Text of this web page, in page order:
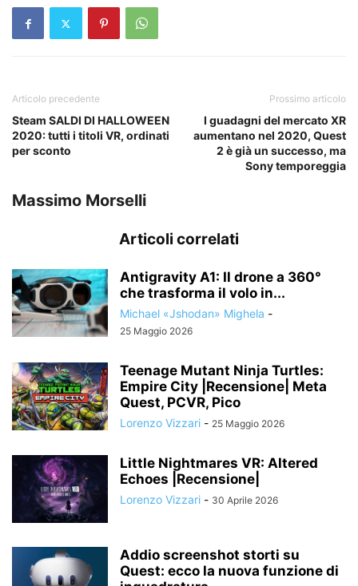
Articolo precedente
Steam SALDI DI HALLOWEEN
2020: tutti i titoli VR, ordinati
per sconto
Prossimo articolo
I guadagni del mercato XR
aumentano nel 2020, Quest
2 è già un successo, ma
Sony temporeggia
Massimo Morselli
Articoli correlati
Antigravity A1: Il drone a 360°
che trasforma il volo in...
Michael «Jshodan» Mighela -
25 Maggio 2026
Teenage Mutant Ninja Turtles:
Empire City |Recensione| Meta
Quest, PCVR, Pico
Lorenzo Vizzari - 25 Maggio 2026
Little Nightmares VR: Altered
Echoes |Recensione|
Lorenzo Vizzari - 30 Aprile 2026
Addio screenshot storti su
Quest: ecco la nuova funzione di